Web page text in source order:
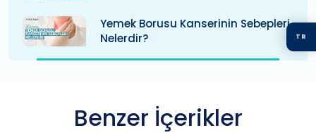
TR
Yemek Borusu Kanserinin Sebepleri
Nelerdir?
Benzer İçerikler